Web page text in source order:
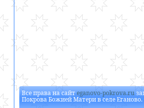
Все права на сайтeganovo-pokrova.ru
Покрова Божией Матери в селе Еганово